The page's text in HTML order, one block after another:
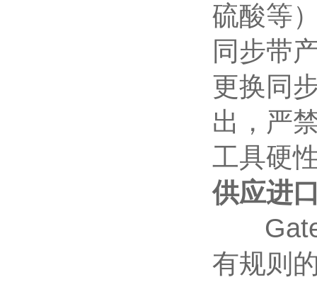
硫酸等
同步带
更换同
出，严
工具硬
供应进
有规则